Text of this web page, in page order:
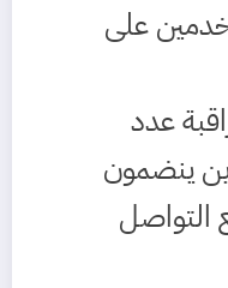
على
عدد
ينضمون